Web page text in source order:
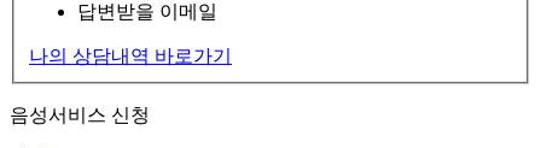
답변받을 이메일
나의 상담내역 바로가기
음성서비스 신청